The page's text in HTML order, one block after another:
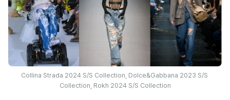
Collina Strada 2024 S/S Collection, Dolce&Gabbana 2023 S/S
Collection, Rokh 2024 S/S Collection